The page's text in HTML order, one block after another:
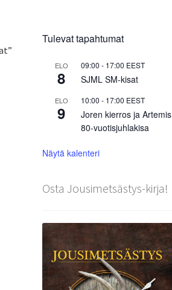
Tulevat tapahtumat
ELO
8
09:00 - 17:00 EEST
SJML SM-kisat
ELO
9
10:00 - 17:00 EEST
Joren kierros ja Artemis
80-vuotisjuhlakisa
Näytä kalenteri
Osta Jousimetsästys-kirja!